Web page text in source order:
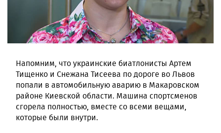
Напомним, что украинские биатлонисты Артем
Тищенко и Снежана Тисеева по дороге во Львов
попали в автомобильную аварию в Макаровском
районе Киевской области. Машина спортсменов
сгорела полностью, вместе со всеми вещами,
которые были внутри.